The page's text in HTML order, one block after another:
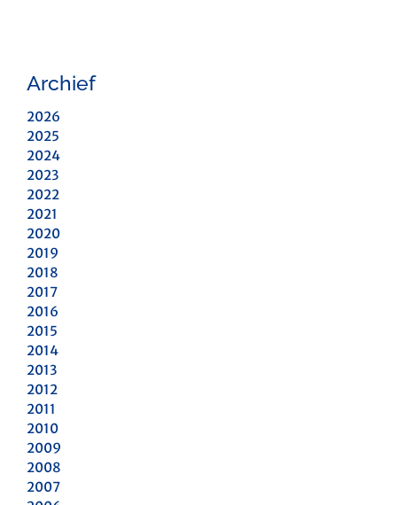
Archief
2026
2025
2024
2023
2022
2021
2020
2019
2018
2017
2016
2015
2014
2013
2012
2011
2010
2009
2008
2007